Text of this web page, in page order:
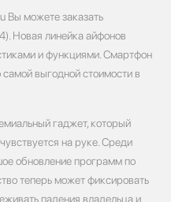
Вы можете заказать
Новая линейка айфонов
и функциями. Смартфон
выгодной стоимости в
гаджет, который
на руке. Среди
обновление программ по
теперь может фиксировать
падения владельца и